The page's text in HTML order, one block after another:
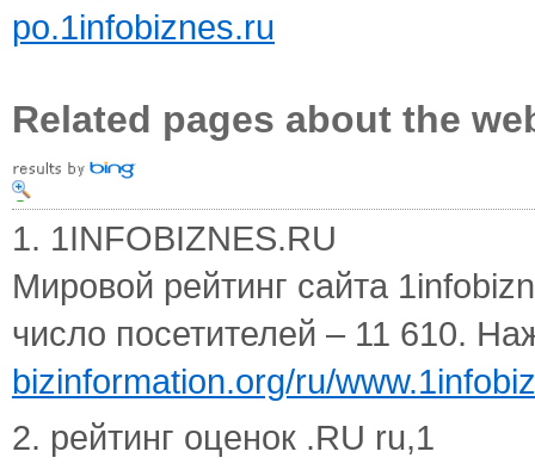
po.1infobiznes.ru
Related pages about the
1. 1INFOBIZNES.RU
Мировой рейтинг сайта
число посетителей – 11 610.
bizinformation.org/ru/
2. рейтинг оценок .RU ru,1